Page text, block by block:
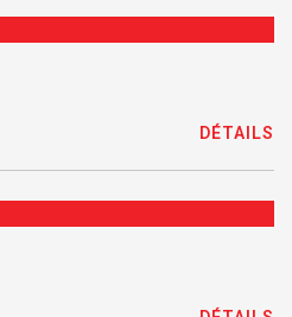
DÉTAILS